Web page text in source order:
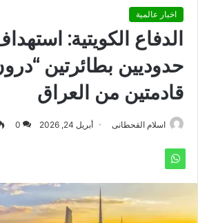
اخبار عالمية
الدفاع الكويتية:
حدوديين بطائرتين
قادمتين من العراق
اسلام القحطانى أبريل 24, 2026 0